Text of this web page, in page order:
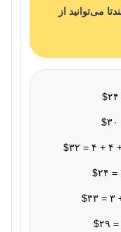
می‌توانید از